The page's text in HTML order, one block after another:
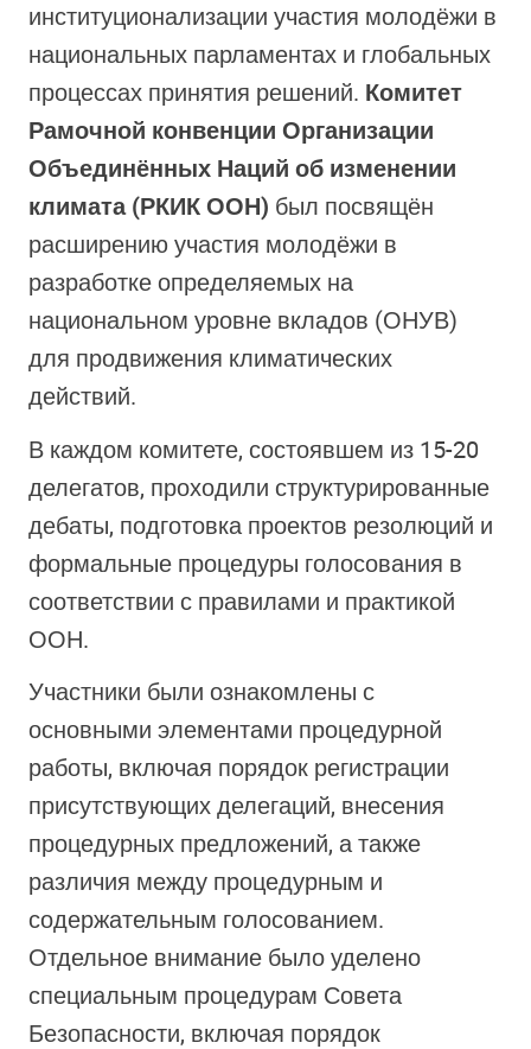
институционализации участия молодёжи в
национальных парламентах и глобальных
процессах принятия решений. Комитет
Рамочной конвенции Организации
Объединённых Наций об изменении
климата (РКИК ООН) был посвящён
расширению участия молодёжи в
разработке определяемых на
национальном уровне вкладов (ОНУВ)
для продвижения климатических
действий.
В каждом комитете, состоявшем из 15-20
делегатов, проходили структурированные
дебаты, подготовка проектов резолюций и
формальные процедуры голосования в
соответствии с правилами и практикой
ООН.
Участники были ознакомлены с
основными элементами процедурной
работы, включая порядок регистрации
присутствующих делегаций, внесения
процедурных предложений, а также
различия между процедурным и
содержательным голосованием.
Отдельное внимание было уделено
специальным процедурам Совета
Безопасности, включая порядок